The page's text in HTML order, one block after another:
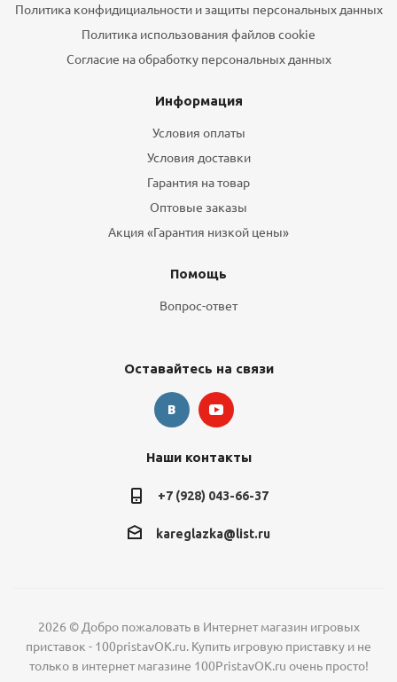
Политика конфидициальности и защиты персональных данных
Политика использования файлов cookie
Согласие на обработку персональных данных
Информация
Условия оплаты
Условия доставки
Гарантия на товар
Оптовые заказы
Акция «Гарантия низкой цены»
Помощь
Вопрос-ответ
Оставайтесь на связи
Наши контакты
+7 (928) 043-66-37
kareglazka@list.ru
2026 © Добро пожаловать в Интернет магазин игровых
приставок - 100pristavOK.ru. Купить игровую приставку и не
только в интернет магазине 100PristavOK.ru очень просто!